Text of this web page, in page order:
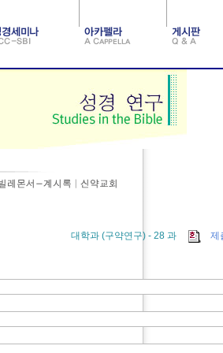
대학과 (구약연구) - 28 과
제